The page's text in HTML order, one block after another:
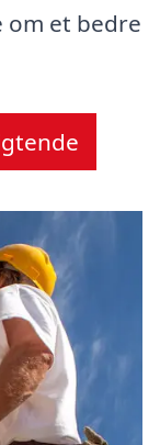
et bedre